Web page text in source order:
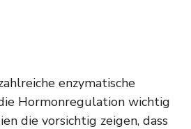
enzymatische
Hormonregulation wichtig
die vorsichtig zeigen, dass